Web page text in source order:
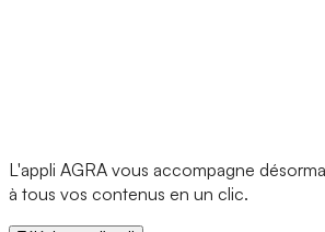
L'appli AGRA vous accompagne
à tous vos contenus en un clic.